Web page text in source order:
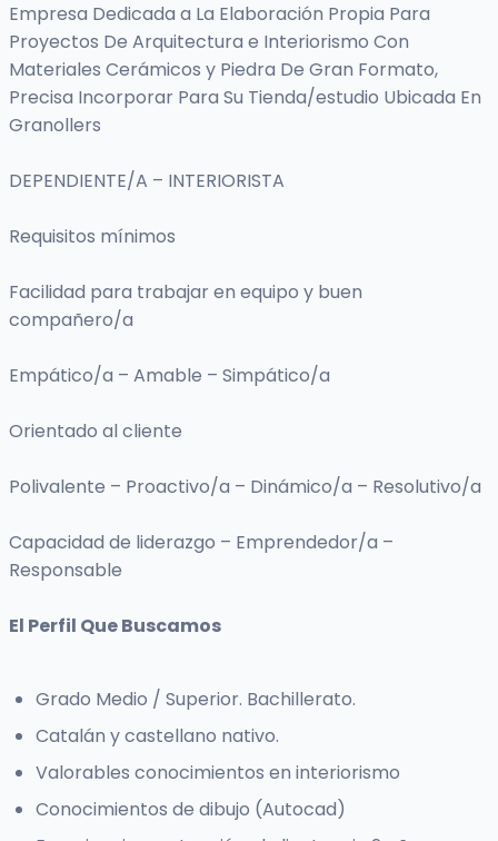
Empresa Dedicada a La Elaboración Propia Para
Proyectos De Arquitectura e Interiorismo Con
Materiales Cerámicos y Piedra De Gran Formato,
Precisa Incorporar Para Su Tienda/estudio Ubicada En
Granollers
DEPENDIENTE/A – INTERIORISTA
Requisitos mínimos
Facilidad para trabajar en equipo y buen
compañero/a
Empático/a – Amable – Simpático/a
Orientado al cliente
Polivalente – Proactivo/a – Dinámico/a – Resolutivo/a
Capacidad de liderazgo – Emprendedor/a –
Responsable
El Perfil Que Buscamos
Grado Medio / Superior. Bachillerato.
Catalán y castellano nativo.
Valorables conocimientos en interiorismo
Conocimientos de dibujo (Autocad)